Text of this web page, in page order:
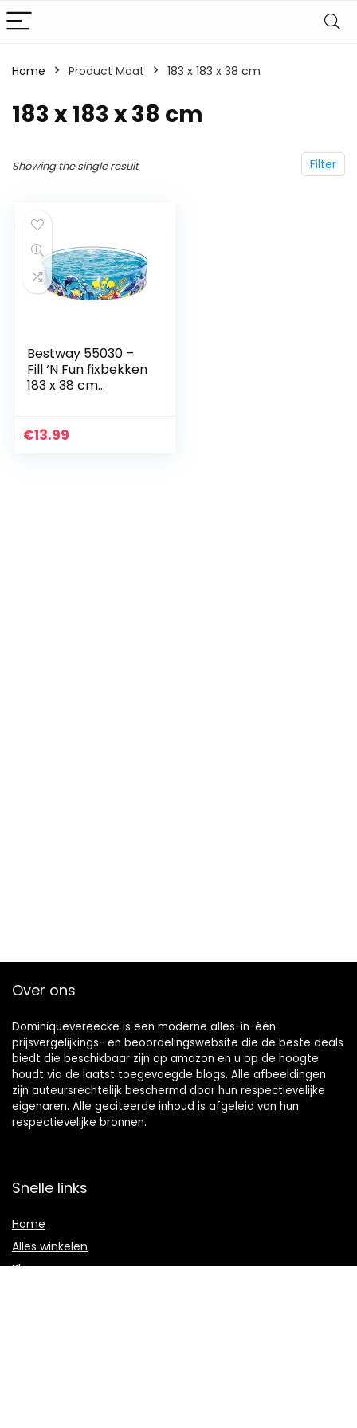
Home Product Maat 183 x 183 x 38 cm
183 x 183 x 38 cm
Filter
Showing the single result
Bestway 55030 –
Fill ‘N Fun fixbekken
183 x 38 cm
€13.99
Over ons
Dominiquevereecke is een moderne alles-in-één
prijsvergelijkings- en beoordelingswebsite die de beste deals
biedt die beschikbaar zijn op amazon en u op de hoogte
houdt via de laatst toegevoegde blogs. Alle afbeeldingen
zijn auteursrechtelijk beschermd door hun respectievelijke
eigenaren. Alle geciteerde inhoud is afgeleid van hun
respectievelijke bronnen.
Snelle links
Home
Alles winkelen
Blogs